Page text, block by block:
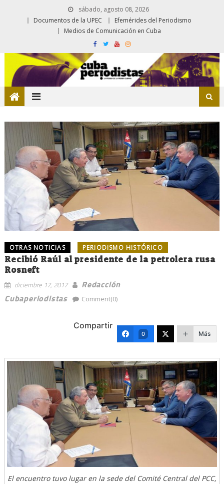
sábado, agosto 08, 2026
Documentos de la UPEC
Efemérides del Periodismo
Medios de Comunicación en Cuba
OTRAS NOTICIAS PERIODISMO HISTÓRICO
Recibió Raúl al presidente de la petrolera rusa
Rosneft
diciembre 17, 2017
Redacción
Cubaperiodistas
Comment(0)
Compartir
0 Más
El encuentro tuvo lugar en la sede del Comité Central del PCC,